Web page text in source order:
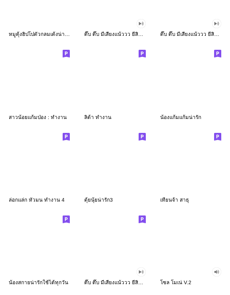
หมูดุ้งฮิปโปตัวกลมเด้งน่ารัก ดึ๊บ ดึ๊บ มีเสียงแน้ววว ยี่สิบเจ็ด ดึ๊บ ดึ๊บ มีเสียงแน้ววว ยี่สิบหก
สาวน้อยแก้มป่อง : ทำงาน ลิต้า ทำงาน น้องแก้มแก้มน่ารัก
ล่อกแล่ก หัวมน ทำงาน 4 ตุ้ยนุ้ยน่ารัก3 เทียนจ้า สาธุ
น้องสกายน่ารักใช้ได้ทุกวัน ดึ๊บ ดึ๊บ มีเสียงแน้ววว ยี่สิบสอง โซล โมเน่ V.2